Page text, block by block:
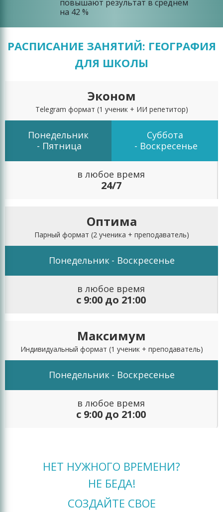
повышают результат в среднем
на 42 %
РАСПИСАНИЕ ЗАНЯТИЙ: ГЕОГРАФИЯ
ДЛЯ ШКОЛЫ
Эконом
Telegram формат (1 ученик + ИИ репетитор)
Понедельник
- Пятница
Суббота
- Воскресенье
в любое время
24/7
Оптима
Парный формат (2 ученика + преподаватель)
Понедельник - Воскресенье
в любое время
с 9:00 до 21:00
Максимум
Индивидуальный формат (1 ученик + преподаватель)
Понедельник - Воскресенье
в любое время
с 9:00 до 21:00
НЕТ НУЖНОГО ВРЕМЕНИ?
НЕ БЕДА!
СОЗДАЙТЕ СВОЕ